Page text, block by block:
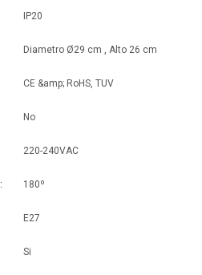
IP20
Diametro Ø29 cm , Alto 26 cm
CE &amp; RoHS, TUV
No
220-240VAC
180º
E27
Si